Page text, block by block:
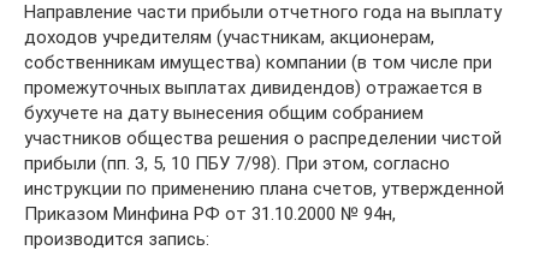
Направление части прибыли отчетного года на выплату
доходов учредителям (участникам, акционерам,
собственникам имущества) компании (в том числе при
промежуточных выплатах дивидендов) отражается в
бухучете на дату вынесения общим собранием
участников общества решения о распределении чистой
прибыли (пп. 3, 5, 10 ПБУ 7/98). При этом, согласно
инструкции по применению плана счетов, утвержденной
Приказом Минфина РФ от 31.10.2000 № 94н,
производится запись: